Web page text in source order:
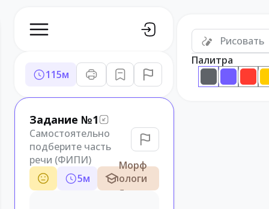
115м
Задание №1
Самостоятельно
подберите часть
речи (ФИПИ)
5м
Морф
ологи
я
Рисовать
Палитра